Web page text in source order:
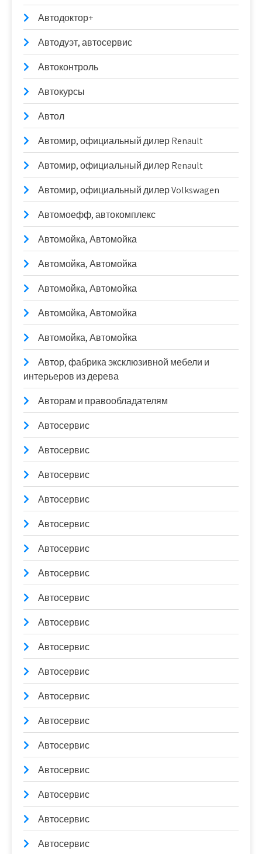
Автодоктор+
Автодуэт, автосервис
Автоконтроль
Автокурсы
Автол
Автомир, официальный дилер Renault
Автомир, официальный дилер Renault
Автомир, официальный дилер Volkswagen
Автомоефф, автокомплекс
Автомойка, Автомойка
Автомойка, Автомойка
Автомойка, Автомойка
Автомойка, Автомойка
Автомойка, Автомойка
Автор, фабрика эксклюзивной мебели и
интерьеров из дерева
Авторам и правообладателям
Автосервис
Автосервис
Автосервис
Автосервис
Автосервис
Автосервис
Автосервис
Автосервис
Автосервис
Автосервис
Автосервис
Автосервис
Автосервис
Автосервис
Автосервис
Автосервис
Автосервис
Автосервис